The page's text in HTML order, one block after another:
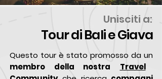
Unisciti a:
Tour di Bali e Giava
Questo tour è stato promosso da un
membro della nostra
Travel